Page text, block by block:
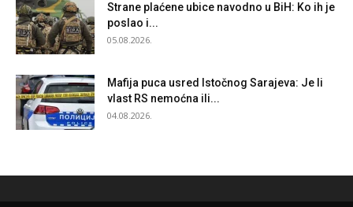
Strane plaćene ubice navodno u BiH: Ko ih je
poslao i...
05.08.2026.
Mafija puca usred Istočnog Sarajeva: Je li
vlast RS nemoćna ili...
04.08.2026.